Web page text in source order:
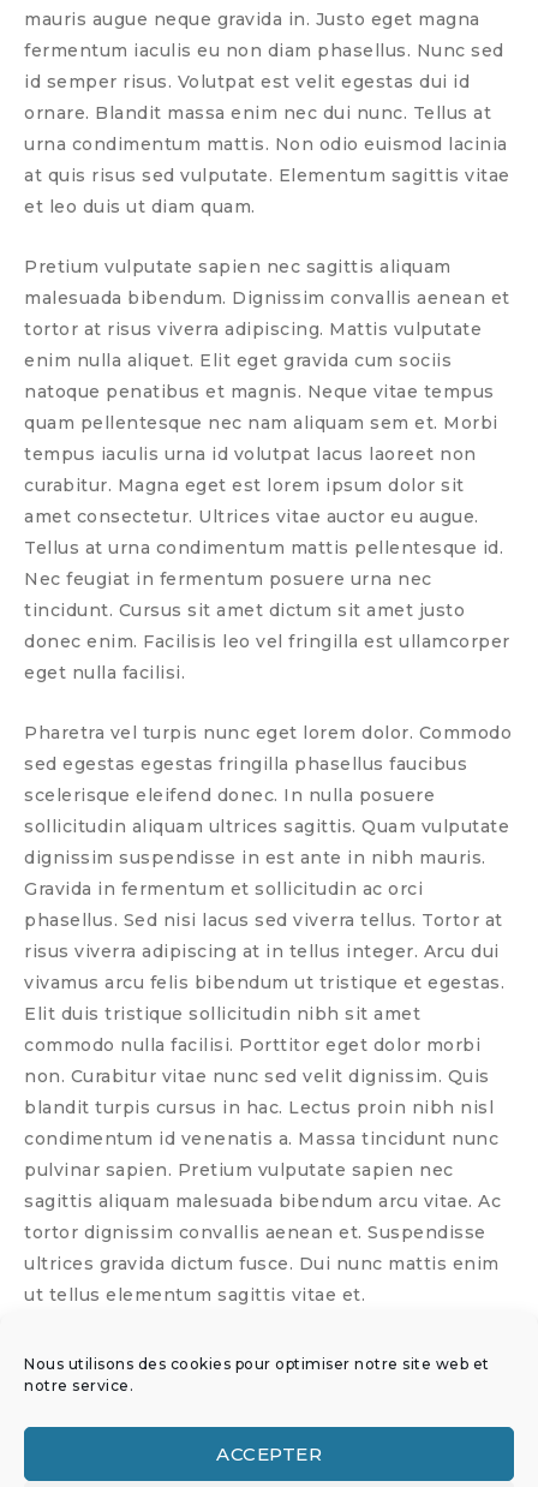
Nous utilisons des cookies pour optimiser notre site web et
notre service.
ACCEPTER
mauris augue neque gravida in. Justo eget magna
fermentum iaculis eu non diam phasellus. Nunc sed
id semper risus. Volutpat est velit egestas dui id
ornare. Blandit massa enim nec dui nunc. Tellus at
urna condimentum mattis. Non odio euismod lacinia
at quis risus sed vulputate. Elementum sagittis vitae
et leo duis ut diam quam.
Pretium vulputate sapien nec sagittis aliquam
malesuada bibendum. Dignissim convallis aenean et
tortor at risus viverra adipiscing. Mattis vulputate
enim nulla aliquet. Elit eget gravida cum sociis
natoque penatibus et magnis. Neque vitae tempus
quam pellentesque nec nam aliquam sem et. Morbi
tempus iaculis urna id volutpat lacus laoreet non
curabitur. Magna eget est lorem ipsum dolor sit
amet consectetur. Ultrices vitae auctor eu augue.
Tellus at urna condimentum mattis pellentesque id.
Nec feugiat in fermentum posuere urna nec
tincidunt. Cursus sit amet dictum sit amet justo
donec enim. Facilisis leo vel fringilla est ullamcorper
eget nulla facilisi.
Pharetra vel turpis nunc eget lorem dolor. Commodo
sed egestas egestas fringilla phasellus faucibus
scelerisque eleifend donec. In nulla posuere
sollicitudin aliquam ultrices sagittis. Quam vulputate
dignissim suspendisse in est ante in nibh mauris.
Gravida in fermentum et sollicitudin ac orci
phasellus. Sed nisi lacus sed viverra tellus. Tortor at
risus viverra adipiscing at in tellus integer. Arcu dui
vivamus arcu felis bibendum ut tristique et egestas.
Elit duis tristique sollicitudin nibh sit amet
commodo nulla facilisi. Porttitor eget dolor morbi
non. Curabitur vitae nunc sed velit dignissim. Quis
blandit turpis cursus in hac. Lectus proin nibh nisl
condimentum id venenatis a. Massa tincidunt nunc
pulvinar sapien. Pretium vulputate sapien nec
sagittis aliquam malesuada bibendum arcu vitae. Ac
tortor dignissim convallis aenean et. Suspendisse
ultrices gravida dictum fusce. Dui nunc mattis enim
ut tellus elementum sagittis vitae et.
tures-interieures.com/portf
olio/vintage-collection-2/